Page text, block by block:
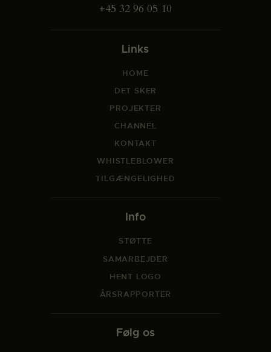
+45 32 96 05 10
Links
HOME
DET SKER
PROJEKTER
CHANNEL
KONTAKT
WHISTLEBLOWER
TILGÆNGELIGHED
Info
STØTTE
SAMARBEJDER
HENT LOGO
ÅRSRAPPORTER
Følg os